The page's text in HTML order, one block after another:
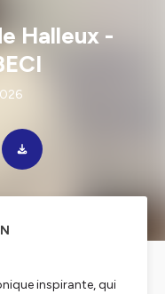
Halleux -
inspirante, qui